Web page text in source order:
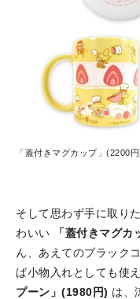
「蓋付きマグカップ」(2200円
そして思わず手に取り
わいい
「蓋付きマグ
ん、あえてのブラック
ば小物入れとしても使
プーン」(1980円) は、